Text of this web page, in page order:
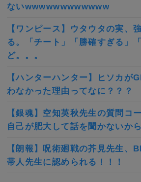
ないwwwwwwwwwwww
【ワンピース】ウタウタの実、
る。「チート」「勝確すぎる」
ど。。。
【ハンターハンター】ヒソカが
わなかった理由ってなに？？？
【銀魂】空知英秋先生の質問コ
自己が肥大して話を聞かないから
【朗報】呪術廻戦の芥見先生、
帯人先生に認められる！！！